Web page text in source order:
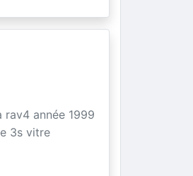
année 1999
3s vitre